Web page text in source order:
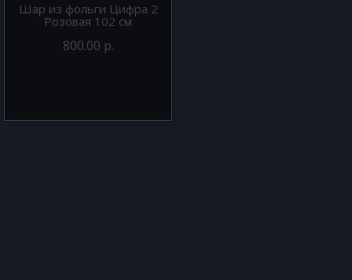
Шар из фольги Цифра 2
Розовая 102 см
800.00 р.